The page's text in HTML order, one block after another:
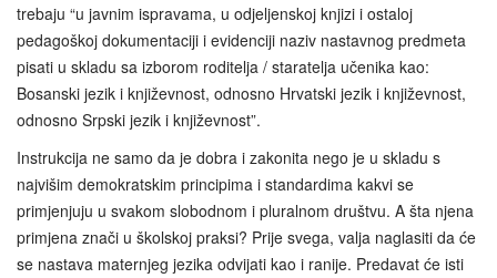
trebaju “u javnim ispravama, u odjeljenskoj knjizi i ostaloj
pedagoškoj dokumentaciji i evidenciji naziv nastavnog predmeta
pisati u skladu sa izborom roditelja / staratelja učenika kao:
Bosanski jezik i književnost, odnosno Hrvatski jezik i književnost,
odnosno Srpski jezik i književnost”.
Instrukcija ne samo da je dobra i zakonita nego je u skladu s
najvišim demokratskim principima i standardima kakvi se
primjenjuju u svakom slobodnom i pluralnom društvu. A šta njena
primjena znači u školskoj praksi? Prije svega, valja naglasiti da će
se nastava maternjeg jezika odvijati kao i ranije. Predavat će isti